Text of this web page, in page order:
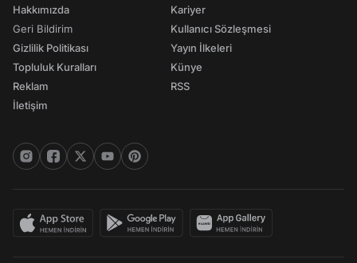
Hakkımızda
Geri Bildirim
Gizlilik Politikası
Topluluk Kuralları
Reklam
İletişim
Kariyer
Kullanıcı Sözleşmesi
Yayın İlkeleri
Künye
RSS